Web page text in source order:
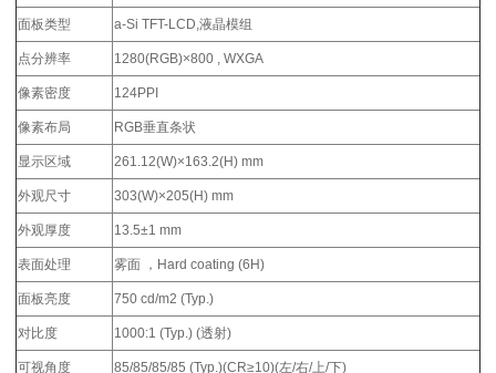
面板类型 a-Si TFT-LCD,液晶模组
点分辨率 1280(RGB)×800 , WXGA
像素密度 124PPI
像素布局 RGB垂直条状
显示区域 261.12(W)×163.2(H) mm
外观尺寸 303(W)×205(H) mm
外观厚度 13.5±1 mm
表面处理 雾面 ，Hard coating (6H)
面板亮度 750 cd/m2 (Typ.)
对比度 1000:1 (Typ.) (透射)
可视角度 85/85/85/85 (Typ.)(CR≥10)(左/右/上/下)